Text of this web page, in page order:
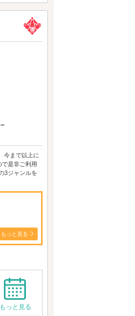
今まで以上に
是非ご利用
3ジャンルを
もっと見る
もっと見る